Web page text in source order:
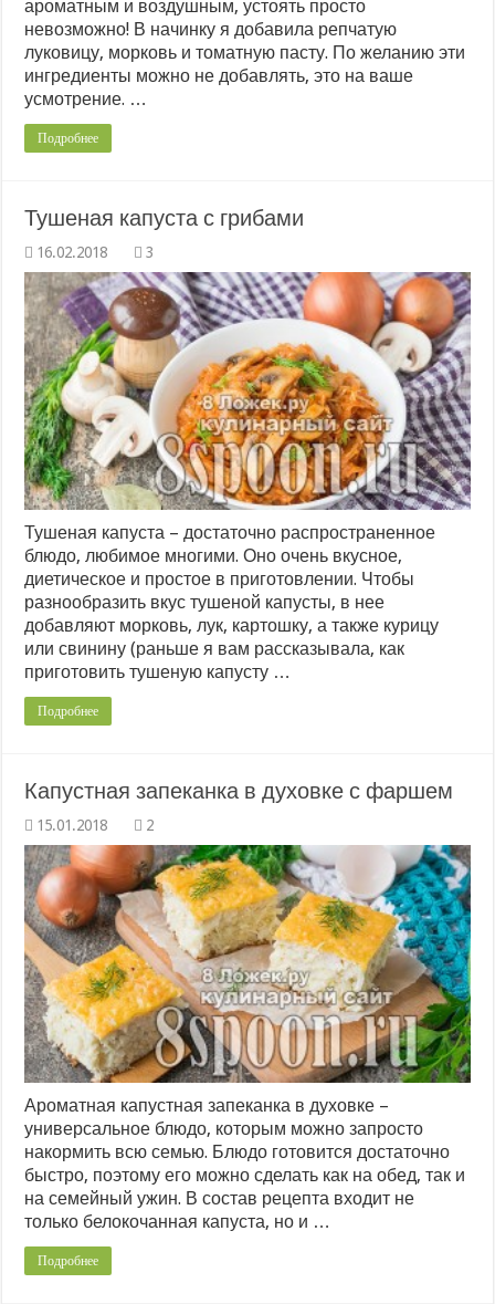
ароматным и воздушным, устоять просто
невозможно! В начинку я добавила репчатую
луковицу, морковь и томатную пасту. По желанию эти
ингредиенты можно не добавлять, это на ваше
усмотрение. …
Подробнее
Тушеная капуста с грибами
3
Тушеная капуста – достаточно распространенное
блюдо, любимое многими. Оно очень вкусное,
диетическое и простое в приготовлении. Чтобы
разнообразить вкус тушеной капусты, в нее
добавляют морковь, лук, картошку, а также курицу
или свинину (раньше я вам рассказывала, как
приготовить тушеную капусту …
Подробнее
Капустная запеканка в духовке с фаршем
2
Ароматная капустная запеканка в духовке –
универсальное блюдо, которым можно запросто
накормить всю семью. Блюдо готовится достаточно
быстро, поэтому его можно сделать как на обед, так и
на семейный ужин. В состав рецепта входит не
только белокочанная капуста, но и …
Подробнее